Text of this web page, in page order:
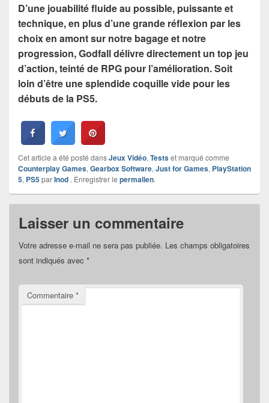
D’une jouabilité fluide au possible, puissante et
technique, en plus d’une grande réflexion par les
choix en amont sur notre bagage et notre
progression, Godfall délivre directement un top jeu
d’action, teinté de RPG pour l’amélioration. Soit
loin d’être une splendide coquille vide pour les
débuts de la PS5.
Cet article a été posté dansJeux Vidéo, Testset marqué comme
Counterplay Games, Gearbox Software, Just for Games, PlayStation
5, PS5parInod . Enregistrer le permalien.
Laisser un commentaire
Votre adresse e-mail ne sera pas publiée. Les champs obligatoires
sont indiqués avec *
Commentaire *